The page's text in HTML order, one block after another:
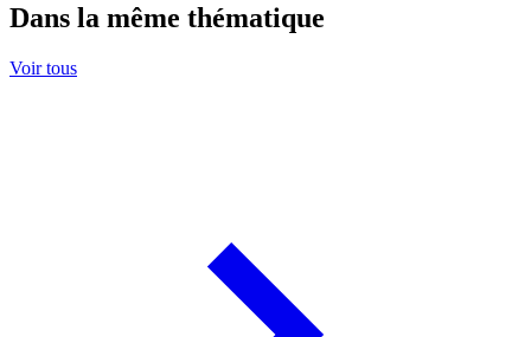
Dans la même thématique
Voir tous